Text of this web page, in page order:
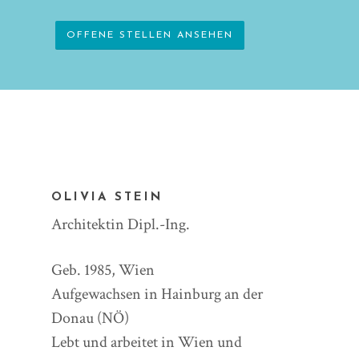
OFFENE STELLEN ANSEHEN
OLIVIA STEIN
Architektin Dipl.-Ing.
Geb. 1985, Wien
Aufgewachsen in Hainburg an der
Donau (NÖ)
Lebt und arbeitet in Wien und